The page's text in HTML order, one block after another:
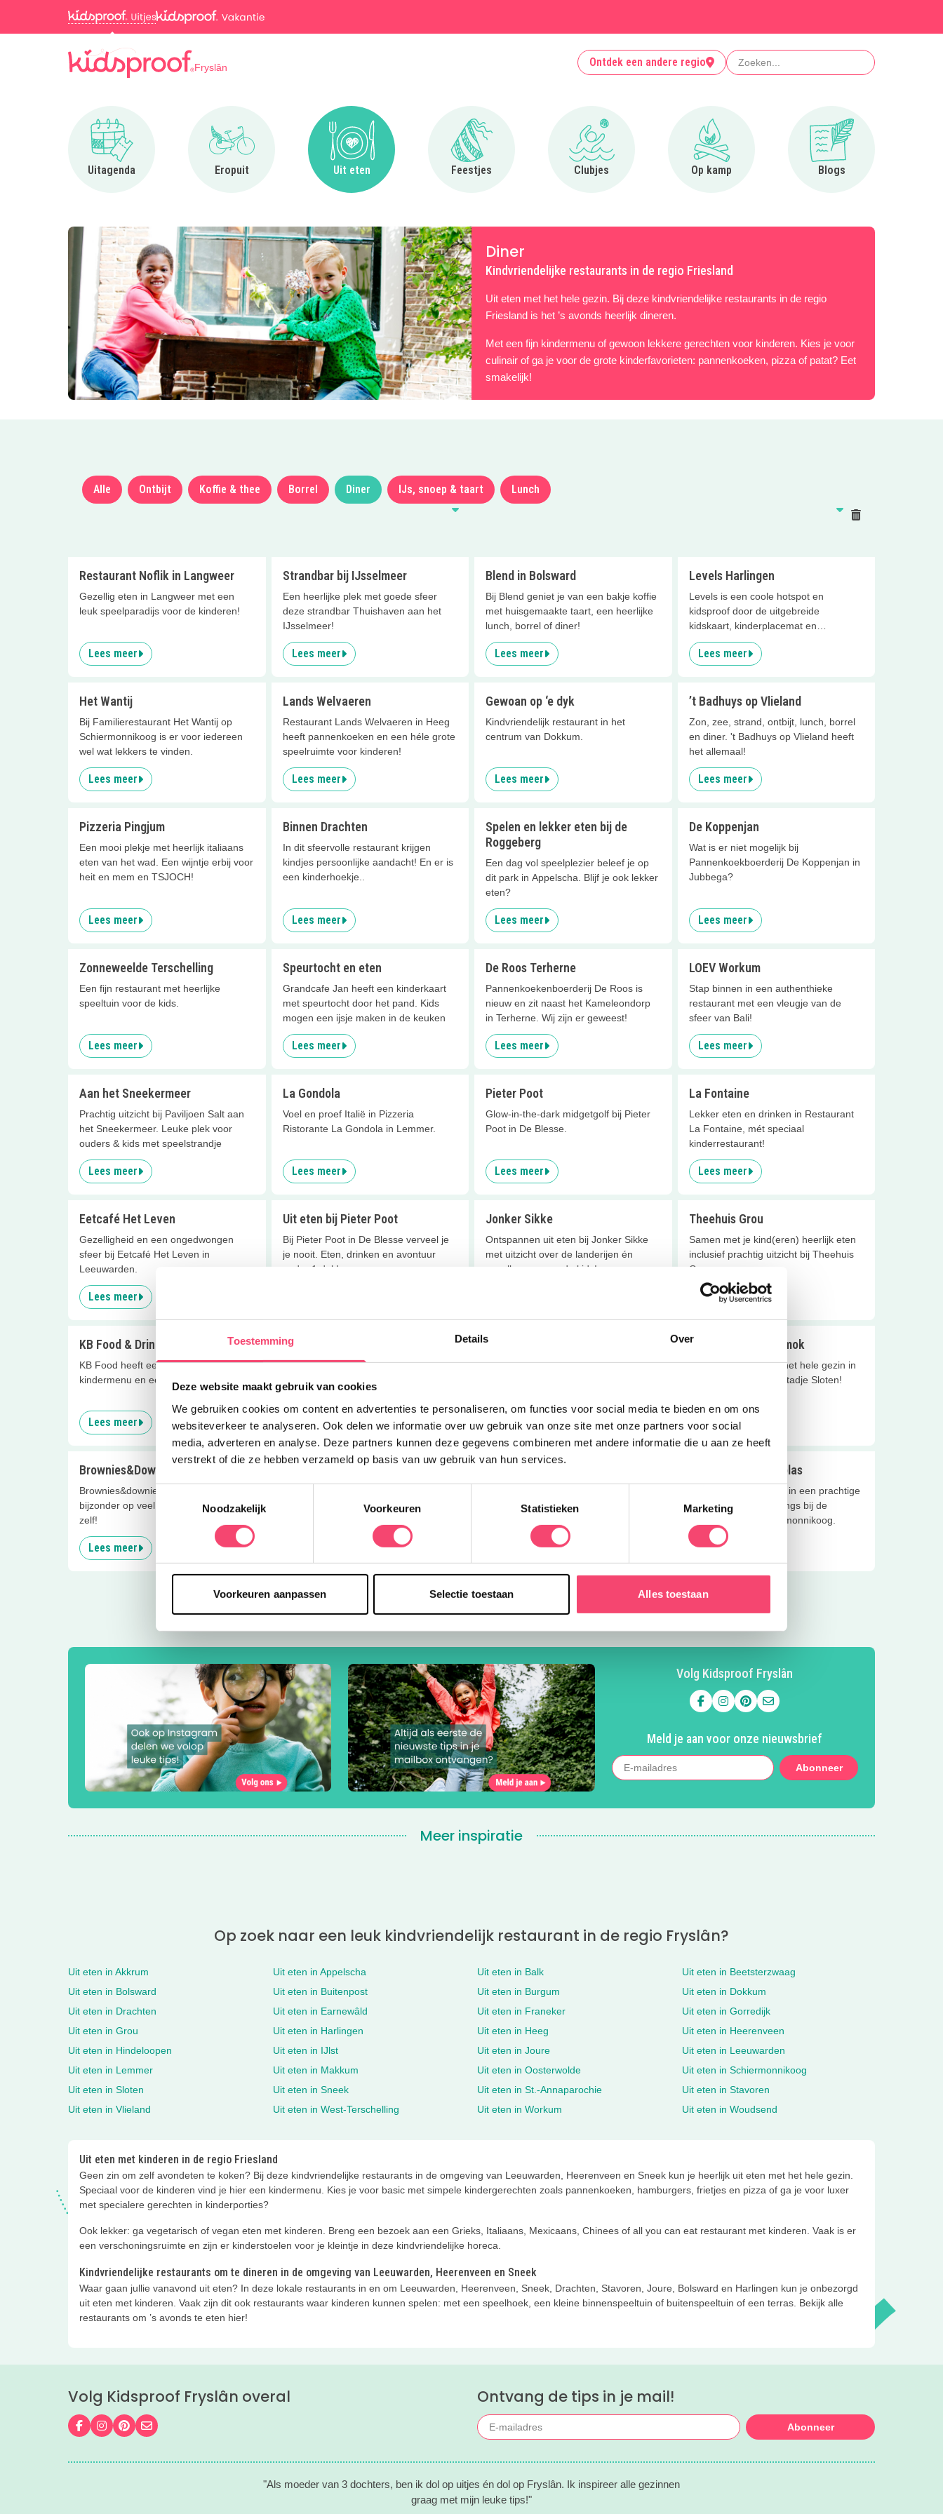
Toestemming Details Over
Deze website maakt gebruik van cookies
We gebruiken cookies om content en advertenties te personaliseren, om functies voor social media te bieden en om ons
websiteverkeer te analyseren. Ook delen we informatie over uw gebruik van onze site met onze partners voor social
media, adverteren en analyse. Deze partners kunnen deze gegevens combineren met andere informatie die u aan ze heeft
verstrekt of die ze hebben verzameld op basis van uw gebruik van hun services.
Toestemmingsselectie
Noodzakelijk
Voorkeuren Statistieken Marketing
Voorkeuren aanpassen Selectie toestaan Alles toestaan
Fryslân Ontdek een andere regio Zoeken
Uitagenda
Ga naar Uitagenda
Eropuit
Ga naar Eropuit
Uit eten
Ga naar Uit eten
Feestjes
Ga naar Feestjes
Clubjes
Ga naar Clubjes
Op kamp
Ga naar Op kamp
Blogs
Ga naar Blogs
Diner
Kindvriendelijke restaurants in de regio Friesland
Uit eten met het hele gezin. Bij deze kindvriendelijke restaurants in de regio
Friesland is het ’s avonds heerlijk dineren.
Met een fijn kindermenu of gewoon lekkere gerechten voor kinderen. Kies je voor
culinair of ga je voor de grote kinderfavorieten: pannenkoeken, pizza of patat? Eet
smakelijk!
Alle Ontbijt Koffie & thee Borrel Diner IJs, snoep & taart Lunch
Reset
Restaurant Noflik in Langweer
Gezellig eten in Langweer met een
leuk speelparadijs voor de kinderen!
Lees meer
Strandbar bij IJsselmeer
Een heerlijke plek met goede sfeer
deze strandbar Thuishaven aan het
IJsselmeer!
Lees meer
Blend in Bolsward
Bij Blend geniet je van een bakje koffie
met huisgemaakte taart, een heerlijke
lunch, borrel of diner!
Lees meer
Levels Harlingen
Levels is een coole hotspot en
kidsproof door de uitgebreide
kidskaart, kinderplacemat en
freakshakes!
Lees meer
Het Wantij
Bij Familierestaurant Het Wantij op
Schiermonnikoog is er voor iedereen
wel wat lekkers te vinden.
Lees meer
Lands Welvaeren
Restaurant Lands Welvaeren in Heeg
heeft pannenkoeken en een héle grote
speelruimte voor kinderen!
Lees meer
Gewoan op ‘e dyk
Kindvriendelijk restaurant in het
centrum van Dokkum.
Lees meer
’t Badhuys op Vlieland
Zon, zee, strand, ontbijt, lunch, borrel
en diner. 't Badhuys op Vlieland heeft
het allemaal!
Lees meer
Pizzeria Pingjum
Een mooi plekje met heerlijk italiaans
eten van het wad. Een wijntje erbij voor
heit en mem en TSJOCH!
Lees meer
Binnen Drachten
In dit sfeervolle restaurant krijgen
kindjes persoonlijke aandacht! En er is
een kinderhoekje..
Lees meer
Spelen en lekker eten bij de
Roggeberg
Een dag vol speelplezier beleef je op
dit park in Appelscha. Blijf je ook lekker
eten?
Lees meer
De Koppenjan
Wat is er niet mogelijk bij
Pannenkoekboerderij De Koppenjan in
Jubbega?
Lees meer
Zonneweelde Terschelling
Een fijn restaurant met heerlijke
speeltuin voor de kids.
Lees meer
Speurtocht en eten
Grandcafe Jan heeft een kinderkaart
met speurtocht door het pand. Kids
mogen een ijsje maken in de keuken
Lees meer
De Roos Terherne
Pannenkoekenboerderij De Roos is
nieuw en zit naast het Kameleondorp
in Terherne. Wij zijn er geweest!
Lees meer
LOEV Workum
Stap binnen in een authenthieke
restaurant met een vleugje van de
sfeer van Bali!
Lees meer
Aan het Sneekermeer
Prachtig uitzicht bij Paviljoen Salt aan
het Sneekermeer. Leuke plek voor
ouders & kids met speelstrandje
Lees meer
La Gondola
Voel en proef Italië in Pizzeria
Ristorante La Gondola in Lemmer.
Lees meer
Pieter Poot
Glow-in-the-dark midgetgolf bij Pieter
Poot in De Blesse.
Lees meer
La Fontaine
Lekker eten en drinken in Restaurant
La Fontaine, mét speciaal
kinderrestaurant!
Lees meer
Eetcafé Het Leven
Gezelligheid en een ongedwongen
sfeer bij Eetcafé Het Leven in
Leeuwarden.
Lees meer
Uit eten bij Pieter Poot
Bij Pieter Poot in De Blesse verveel je
je nooit. Eten, drinken en avontuur
onder 1 dak!
Jonker Sikke
Ontspannen uit eten bij Jonker Sikke
met uitzicht over de landerijen én
speelkamer voor de kids!
Theehuis Grou
Samen met je kind(eren) heerlijk eten
inclusief prachtig uitzicht bij Theehuis
Grou.
Lees meer
KB Food & Drinks
KB Food heeft een uitgebreid
kindermenu en een leuke speelhoek!
Lees meer
Strandpaviljoen De Potvis
Lekker eten bij De Potvis met prachtig
uitzicht op het IJsselmeer!
Lees meer
Brownies & downieS L’warden
In dit bijzondere lunchcafé serveren ze
Lees meer
Brasserie de Mallemok
Heerlijk uit eten voor het hele gezin in
het prachtige vestingstadje Sloten!
Lees meer
Brownies&DownieS Sneek
Brownies&downieS in Sneek is
bijzonder op veel gebieden. Ontdek het
zelf!
Lees meer
waterspeeltuin in Lauwersoog!
Nooitgedagt in Harlingen.
Lees meer
Eten bij de Berkenplas
Een lekker hapje eten in een prachtige
omgeving? Ga dan langs bij de
Berkenplas op Schiermonnikoog.
Lees meer
Volg Kidsproof Fryslân
Volg ons op Facebook
Volg ons op Instagram
Volg ons op Pinterest
Mail ons
Meld je aan voor onze nieuwsbrief
Abonneer
Meer inspiratie
Op zoek naar een leuk kindvriendelijk restaurant in de regio Fryslân?
Uit eten in Akkrum Uit eten in Appelscha Uit eten in Balk
Uit eten in Beetsterzwaag
Uit eten in Bolsward
Uit eten in Buitenpost Uit eten in Burgum
Uit eten in Dokkum
Uit eten in Drachten
Uit eten in Earnewâld Uit eten in Franeker
Uit eten in Gorredijk
Uit eten in Grou
Uit eten in Harlingen Uit eten in Heeg
Uit eten in Heerenveen
Uit eten in Hindeloopen
Uit eten in IJlst Uit eten in Joure
Uit eten in Leeuwarden
Uit eten in Lemmer
Uit eten in Makkum Uit eten in Oosterwolde
Uit eten in Schiermonnikoog
Uit eten in Sloten
Uit eten in Sneek Uit eten in St.-Annaparochie
Uit eten in Stavoren
Uit eten in Vlieland
Uit eten in West-Terschelling Uit eten in Workum Uit eten in Woudsend
Uit eten met kinderen in de regio Friesland
Geen zin om zelf avondeten te koken? Bij deze kindvriendelijke restaurants in de omgeving van Leeuwarden, Heerenveen en Sneek kun je heerlijk uit eten met het hele gezin.
Speciaal voor de kinderen vind je hier een kindermenu. Kies je voor basic met simpele kindergerechten zoals pannenkoeken, hamburgers, frietjes en pizza of ga je voor luxer
met specialere gerechten in kinderporties?
Ook lekker: ga vegetarisch of vegan eten met kinderen. Breng een bezoek aan een Grieks, Italiaans, Mexicaans, Chinees of all you can eat restaurant met kinderen. Vaak is er
een verschoningsruimte en zijn er kinderstoelen voor je kleintje in deze kindvriendelijke horeca.
Kindvriendelijke restaurants om te dineren in de omgeving van Leeuwarden, Heerenveen en Sneek
Waar gaan jullie vanavond uit eten? In deze lokale restaurants in en om Leeuwarden, Heerenveen, Sneek, Drachten, Stavoren, Joure, Bolsward en Harlingen kun je onbezorgd
uit eten met kinderen. Vaak zijn dit ook restaurants waar kinderen kunnen spelen: met een speelhoek, een kleine binnenspeeltuin of buitenspeeltuin of een terras. Bekijk alle
restaurants om ’s avonds te eten hier!
Volg Kidsproof Fryslân overal
Volg ons op Facebook
Volg ons op Instagram
Volg ons op Pinterest
Mail ons
Ontvang de tips in je mail!
Abonneer
"Als moeder van 3 dochters, ben ik dol op uitjes én dol op Fryslân. Ik inspireer alle gezinnen
graag met mijn leuke tips!"